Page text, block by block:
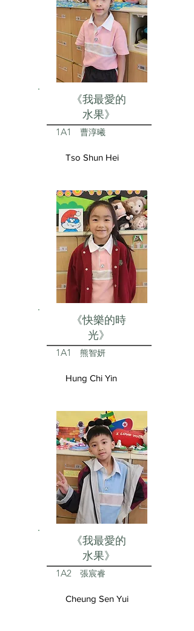
《我最愛的
水果》
1A1 曹淳曦
Tso Shun Hei
《快樂的時
光》
1A1 熊智妍
Hung Chi Yin
《我最愛的
水果》
1A2 張宸睿
Cheung Sen Yui